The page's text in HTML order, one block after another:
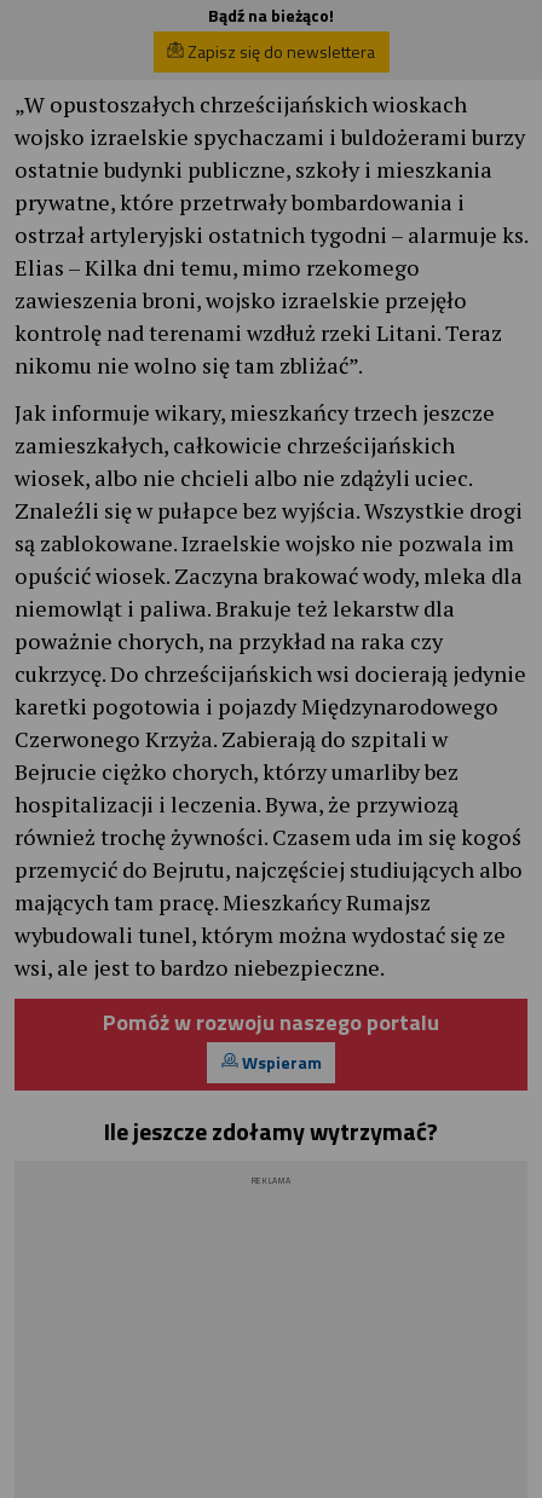
Bądź na bieżąco!
Zapisz się do newslettera
„W opustoszałych chrześcijańskich wioskach
wojsko izraelskie spychaczami i buldożerami burzy
ostatnie budynki publiczne, szkoły i mieszkania
prywatne, które przetrwały bombardowania i
ostrzał artyleryjski ostatnich tygodni – alarmuje ks.
Elias – Kilka dni temu, mimo rzekomego
zawieszenia broni, wojsko izraelskie przejęło
kontrolę nad terenami wzdłuż rzeki Litani. Teraz
nikomu nie wolno się tam zbliżać”.
Jak informuje wikary, mieszkańcy trzech jeszcze
zamieszkałych, całkowicie chrześcijańskich
wiosek, albo nie chcieli albo nie zdążyli uciec.
Znaleźli się w pułapce bez wyjścia. Wszystkie drogi
są zablokowane. Izraelskie wojsko nie pozwala im
opuścić wiosek. Zaczyna brakować wody, mleka dla
niemowląt i paliwa. Brakuje też lekarstw dla
poważnie chorych, na przykład na raka czy
cukrzycę. Do chrześcijańskich wsi docierają jedynie
karetki pogotowia i pojazdy Międzynarodowego
Czerwonego Krzyża. Zabierają do szpitali w
Bejrucie ciężko chorych, którzy umarliby bez
hospitalizacji i leczenia. Bywa, że przywiozą
również trochę żywności. Czasem uda im się kogoś
przemycić do Bejrutu, najczęściej studiujących albo
mających tam pracę. Mieszkańcy Rumajsz
wybudowali tunel, którym można wydostać się ze
wsi, ale jest to bardzo niebezpieczne.
Pomóż w rozwoju naszego portalu
Wspieram
Ile jeszcze zdołamy wytrzymać?
REKLAMA